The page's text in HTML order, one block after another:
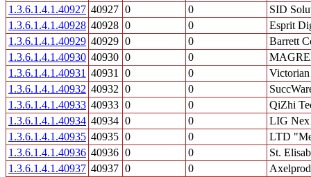
1.3.6.1.4.1.40927 40927 0 0
SID
1.3.6.1.4.1.40928 40928 0 0
Esprit
1.3.6.1.4.1.40929 40929 0 0
Barrett
1.3.6.1.4.1.40930 40930 0 0
1.3.6.1.4.1.40931 40931 0 0
1.3.6.1.4.1.40932 40932 0 0
1.3.6.1.4.1.40933 40933 0 0
QiZhi
1.3.6.1.4.1.40934 40934 0 0
LIG
1.3.6.1.4.1.40935 40935 0 0
LTD
1.3.6.1.4.1.40936 40936 0 0
St.
1.3.6.1.4.1.40937 40937 0 0